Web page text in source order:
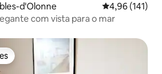
d'Olonne 4,96 de uma
4,96 (141)
com vista para o mar